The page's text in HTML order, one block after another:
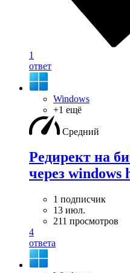
1
ответ
Windows
+1 ещё
Средний
Редирект на
через windows
1 подписчик
13 июл.
211 просмотров
4
ответа